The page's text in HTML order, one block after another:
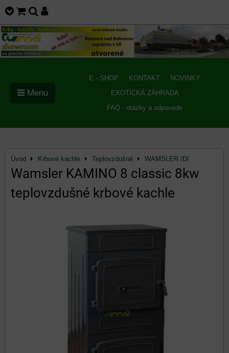
E - SHOP KONTAKT
NOVINKY
EXOTICKÁ ZÁHRADA
FAQ - otázky a odpovede
Menu
Úvod Krbové kachle Teplovzdušné WAMSLER /D/
Wamsler KAMINO 8 classic 8kw
teplovzdušné krbové kachle